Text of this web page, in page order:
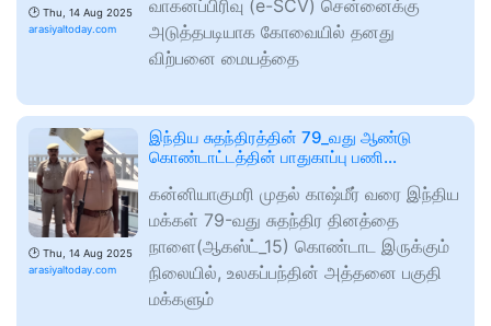
🕑 Thu, 14 Aug 2025
arasiyaltoday.com
வாகனப்பிரிவு (e-SCV) சென்னைக்கு
அடுத்தபடியாக கோவையில் தனது
விற்பனை மையத்தை
🕑 Thu, 14 Aug 2025
arasiyaltoday.com
இந்திய சுதந்திரத்தின் 79_வது ஆண்டு
கொண்டாட்டத்தின் பாதுகாப்பு பணி…
கன்னியாகுமரி முதல் காஷ்மீர் வரை இந்திய
மக்கள் 79-வது சுதந்திர தினத்தை
நாளை(ஆகஸ்ட்_15) கொண்டாட இருக்கும்
நிலையில், உலகப்பந்தின் அத்தனை பகுதி
மக்களும்